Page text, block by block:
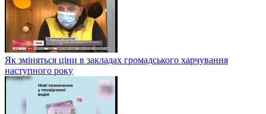
Як зміняться ціни в закладах громадського харчування
наступного року